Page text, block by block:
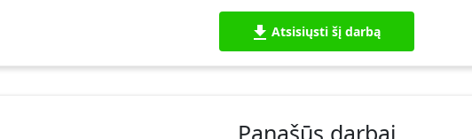
Atsisiųsti šį darbą
Panašūs darbai